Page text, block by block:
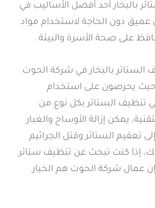
بالبخار أحد أفضل الأساليب في
دون الحاجة لاستخدام مواد
على صحة الأسرة والبيئة.
الستائر بالبخار في شركة الحوت
حيث يحرصون على استخدام
الستائر بكل نوع من
يمكن إزالة الأوساخ والغبار
تعقيم الستائر وقتل الجراثيم
إذا كنت تبحث عن تنظيف ستائر
عمال شركة الحوت هم الخيار